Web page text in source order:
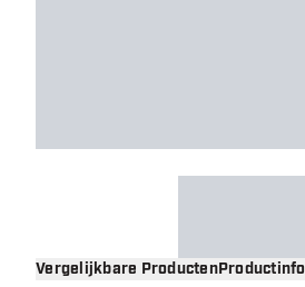
Vergelijkbare Producten